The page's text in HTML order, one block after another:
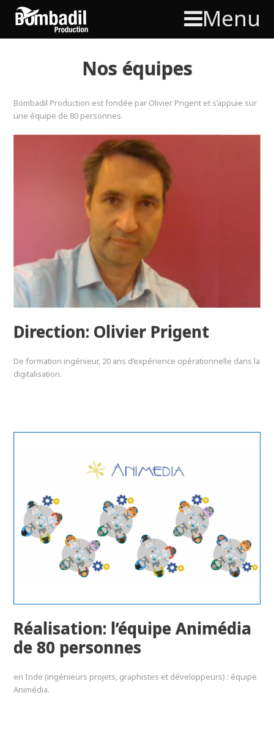
Menu
Nos équipes
Bombadil Production est fondée par Olivier Prigent et s’appuie sur
une équipe de 80 personnes.
Direction: Olivier Prigent
De formation ingénieur, 20 ans d’expérience opérationnelle dans la
digitalisation.
Réalisation: l’équipe Animédia
de 80 personnes
en Inde (ingénieurs projets, graphistes et développeurs) : équipe
Animédia.